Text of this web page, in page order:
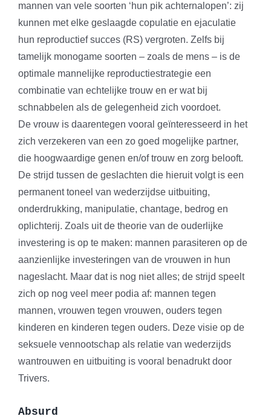
mannen van vele soorten ‘hun pik achternalopen’: zij
kunnen met elke geslaagde copulatie en ejaculatie
hun reproductief succes (RS) vergroten. Zelfs bij
tamelijk monogame soorten – zoals de mens – is de
optimale mannelijke reproductiestrategie een
combinatie van echtelijke trouw en er wat bij
schnabbelen als de gelegenheid zich voordoet.
De vrouw is daarentegen vooral geïnteresseerd in het
zich verzekeren van een zo goed mogelijke partner,
die hoogwaardige genen en/of trouw en zorg belooft.
De strijd tussen de geslachten die hieruit volgt is een
permanent toneel van wederzijdse uitbuiting,
onderdrukking, manipulatie, chantage, bedrog en
oplichterij. Zoals uit de theorie van de ouderlijke
investering is op te maken: mannen parasiteren op de
aanzienlijke investeringen van de vrouwen in hun
nageslacht. Maar dat is nog niet alles; de strijd speelt
zich op nog veel meer podia af: mannen tegen
mannen, vrouwen tegen vrouwen, ouders tegen
kinderen en kinderen tegen ouders. Deze visie op de
seksuele vennootschap als relatie van wederzijds
wantrouwen en uitbuiting is vooral benadrukt door
Trivers.
Absurd